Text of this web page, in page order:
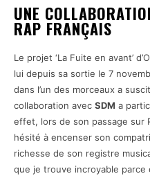
UNE
RAP FRANÇAIS
Le projet ‘La Fuite en avant’
lui depuis sa sortie le 7
dans l’un des morceaux a
collaboration avec SDM a
effet, lors de son passage sur
hésité à encenser son
richesse de son registre
que je trouve incroyable parce